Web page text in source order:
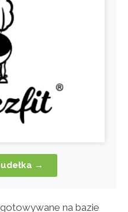
→
na bazie